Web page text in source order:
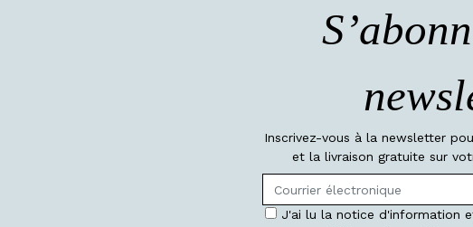
Inscrivez-vous à la newsletter
et la livraison gratuite sur
J'ai lu la notice d'information